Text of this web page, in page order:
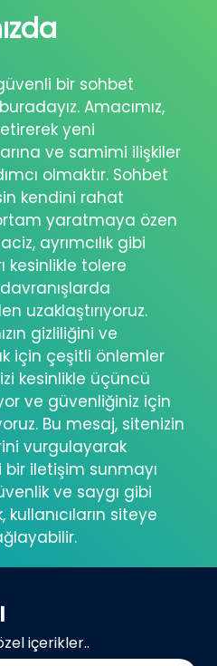
bir sohbet
Amacımız,
yeni
ve samimi ilişkiler
olmaktır. Sohbet
kendini rahat
yaratmaya özen
ayrımcılık gibi
kesinlikle tolere
uzaklaştırıyoruz.
gizliliğini ve
için çeşitli önlemler
kesinlikle üçüncü
ve güvenliğiniz için
Bu mesaj, sitenizin
vurgulayarak
iletişim sunmayı
ve saygı gibi
siteye
içerikler..